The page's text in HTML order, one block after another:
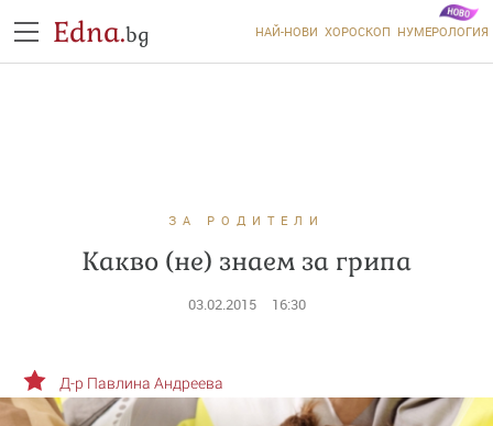
Edna.bg НАЙ-НОВИ ХОРОСКОП НУМЕРОЛОГИЯ
ЗА РОДИТЕЛИ
Какво (не) знаем за грипа
03.02.2015 16:30
Д-р Павлина Андреева